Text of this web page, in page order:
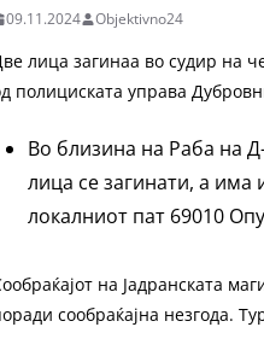
09.11.2024 Objektivno24
лица загинаа во судир на
полициската управа
Во близина на Раба на
лица се загинати, а има
локалниот пат 69010
на Јадранската
сообраќајна незгода.